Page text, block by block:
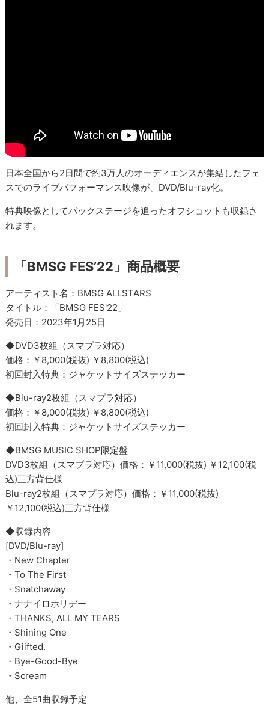
日本全国から2日間で約3万人のオーディエンスが集結したフェ
スでのライブパフォーマンス映像が、DVD/Blu-ray化。
特典映像としてバックステージを追ったオフショットも収録さ
れます。
「BMSG FES’22」商品概要
アーティスト名：BMSG ALLSTARS
タイトル：「BMSG FES'22」
発売日：2023年1月25日
◆DVD3枚組（スマプラ対応）
価格：￥8,000(税抜) ￥8,800(税込)
初回封入特典：ジャケットサイズステッカー
◆Blu-ray2枚組（スマプラ対応）
価格：￥8,000(税抜) ￥8,800(税込)
初回封入特典：ジャケットサイズステッカー
◆BMSG MUSIC SHOP限定盤
DVD3枚組（スマプラ対応）価格：￥11,000(税抜) ￥12,100(税
込)三方背仕様
Blu-ray2枚組（スマプラ対応）価格：￥11,000(税抜)
￥12,100(税込)三方背仕様
◆収録内容
[DVD/Blu-ray]
・New Chapter
・To The First
・Snatchaway
・ナナイロホリデー
・THANKS, ALL MY TEARS
・Shining One
・Giifted.
・Bye-Good-Bye
・Scream
他、全51曲収録予定